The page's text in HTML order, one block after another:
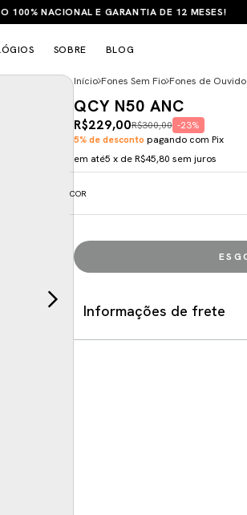
NACIONAL E GARANTIA DE 12 MESES!
SOBRE BLOG
Início Fones Sem Fio Fones de Ouvido
QCY N50 ANC
R$229,00R$300,00 -23%
5% de desconto pagando com Pix
em até5 x deR$45,80 sem juros
COR
Informações de frete